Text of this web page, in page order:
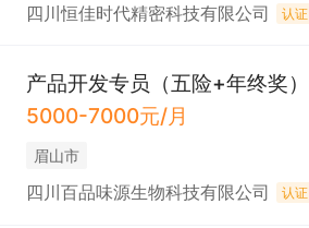
四川恒佳时代精密科技有限公司 认证
产品开发专员（五险+年终奖）
5000-7000元/月
眉山市
四川百品味源生物科技有限公司 认证